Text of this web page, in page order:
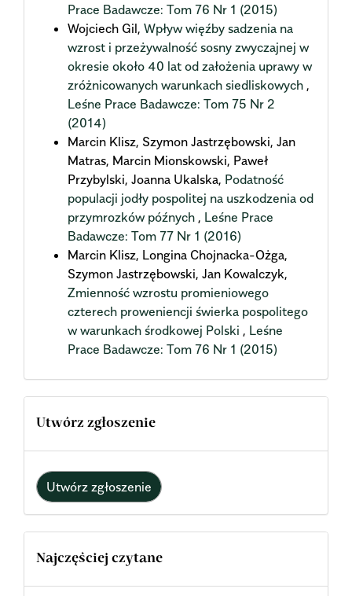
Prace Badawcze: Tom 76 Nr 1 (2015)
Wojciech Gil, Wpływ więźby sadzenia na
wzrost i przeżywalność sosny zwyczajnej w
okresie około 40 lat od założenia uprawy w
zróżnicowanych warunkach siedliskowych ,
Leśne Prace Badawcze: Tom 75 Nr 2
(2014)
Marcin Klisz, Szymon Jastrzębowski, Jan
Matras, Marcin Mionskowski, Paweł
Przybylski, Joanna Ukalska, Podatność
populacji jodły pospolitej na uszkodzenia od
przymrozków późnych , Leśne Prace
Badawcze: Tom 77 Nr 1 (2016)
Marcin Klisz, Longina Chojnacka-Ożga,
Szymon Jastrzębowski, Jan Kowalczyk,
Zmienność wzrostu promieniowego
czterech proweniencji świerka pospolitego
w warunkach środkowej Polski , Leśne
Prace Badawcze: Tom 76 Nr 1 (2015)
Utwórz zgłoszenie
Utwórz zgłoszenie
Najczęściej czytane